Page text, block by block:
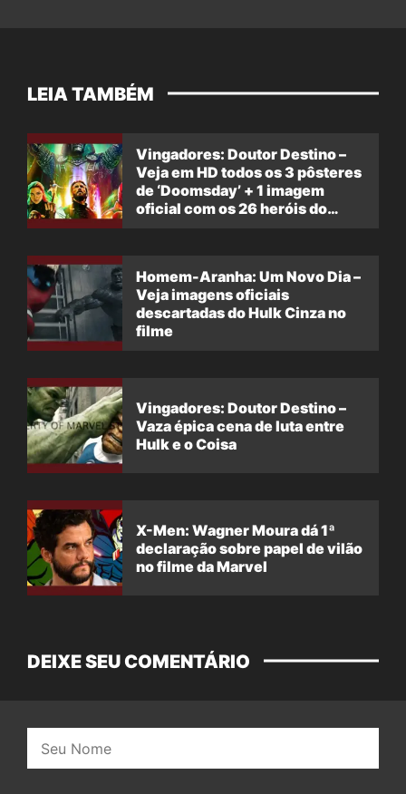
LEIA TAMBÉM
Vingadores: Doutor Destino –
Veja em HD todos os 3 pôsteres
de ‘Doomsday’ + 1 imagem
oficial com os 26 heróis do
Homem-Aranha: Um Novo Dia –
Veja imagens oficiais
descartadas do Hulk Cinza no
filme
Vingadores: Doutor Destino –
Vaza épica cena de luta entre
Hulk e o Coisa
X-Men: Wagner Moura dá 1ª
declaração sobre papel de vilão
no filme da Marvel
DEIXE SEU COMENTÁRIO